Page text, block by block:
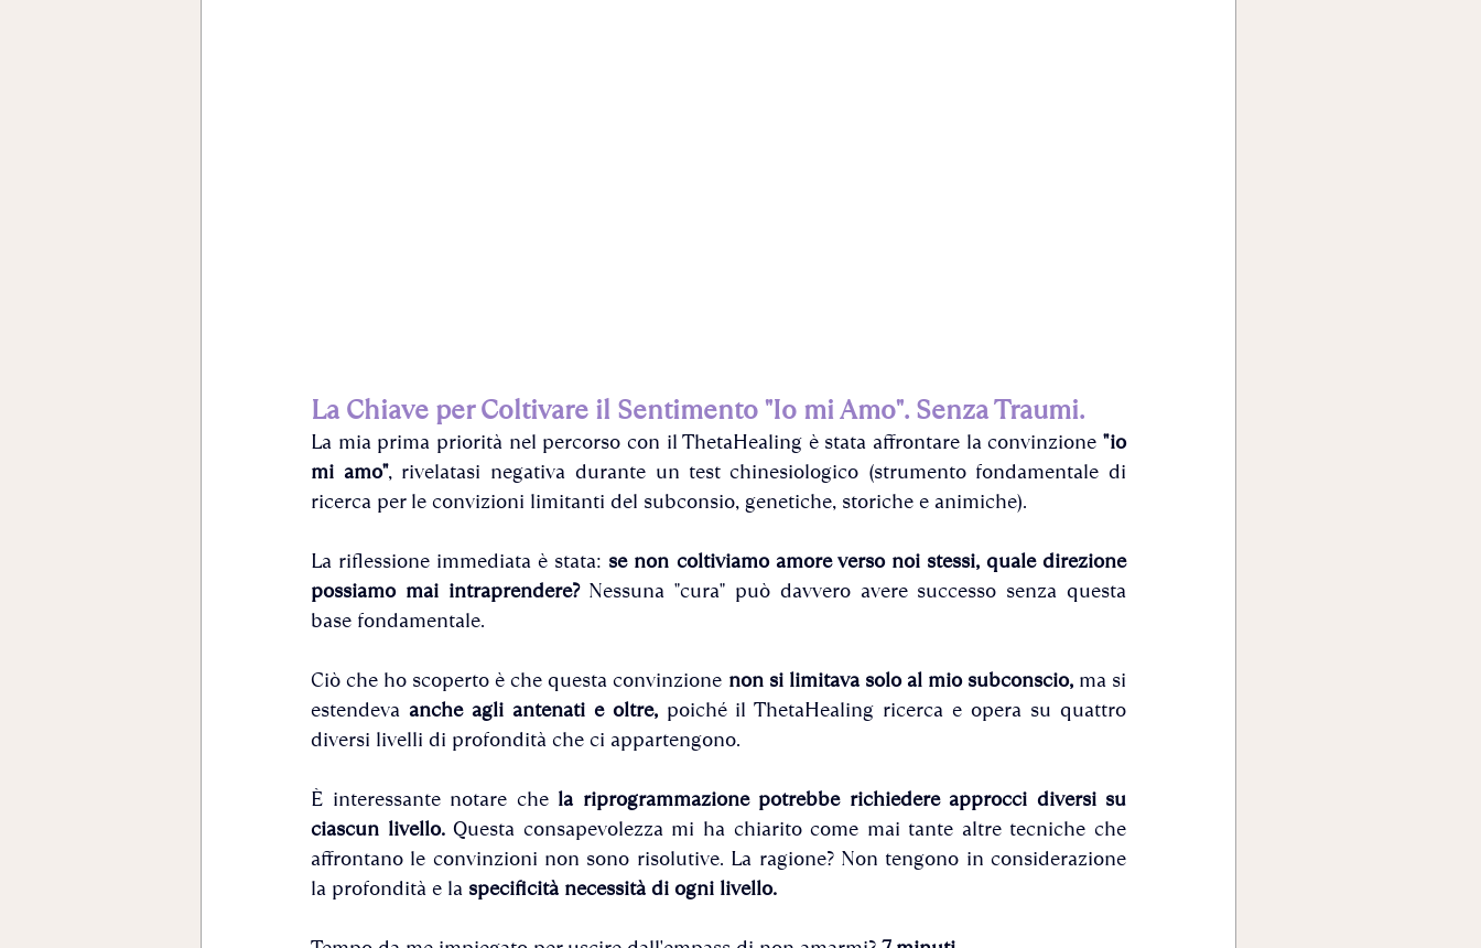
La Chiave per Coltivare il Sentimento "Io mi Amo". Senza Traumi.
La mia prima priorità nel percorso con il ThetaHealing è stata affrontare la convinzione "io
mi amo", rivelatasi negativa durante un test chinesiologico (strumento fondamentale di
ricerca per le convizioni limitanti del subconsio, genetiche, storiche e animiche).
La riflessione immediata è stata: se non coltiviamo amore verso noi stessi, quale direzione
possiamo mai intraprendere? Nessuna "cura" può davvero avere successo senza questa
base fondamentale.
Ciò che ho scoperto è che questa convinzione non si limitava solo al mio subconscio, ma si
estendeva anche agli antenati e oltre, poiché il ThetaHealing ricerca e opera su quattro
diversi livelli di profondità che ci appartengono.
È interessante notare che la riprogrammazione potrebbe richiedere approcci diversi su
ciascun livello. Questa consapevolezza mi ha chiarito come mai tante altre tecniche che
affrontano le convinzioni non sono risolutive. La ragione? Non tengono in considerazione
la profondità e la specificità necessità di ogni livello.